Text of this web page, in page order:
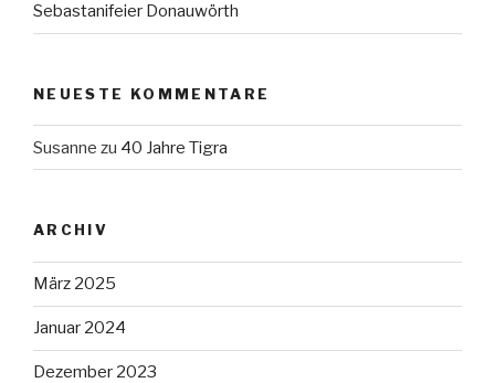
Sebastanifeier Donauwörth
NEUESTE KOMMENTARE
Susanne zu 40 Jahre Tigra
ARCHIV
März 2025
Januar 2024
Dezember 2023